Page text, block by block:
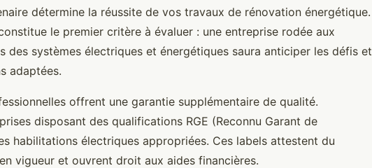
détermine la réussite de vos travaux de rénovation énergétique.
le premier critère à évaluer : une entreprise rodée aux
des systèmes électriques et énergétiques saura anticiper les défis et
adaptées.
offrent une garantie supplémentaire de qualité.
disposant des qualifications RGE (Reconnu Garant de
habilitations électriques appropriées. Ces labels attestent du
en vigueur et ouvrent droit aux aides financières.